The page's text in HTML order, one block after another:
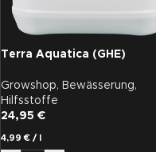
Terra Aquatica (GHE)
für Bewässerungssysteme,
5L
Growshop, Bewässerung,
Hilfsstoffe
24,95 €
4,99€ /